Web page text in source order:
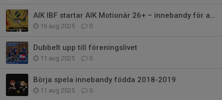
AIK IBF startar AIK Motionär 26+ – innebandy för alla vuxna!
16 aug 2025 0
Dubbelt upp till föreningslivet
11 aug 2025 0
Börja spela innebandy födda 2018-2019
11 aug 2025 0